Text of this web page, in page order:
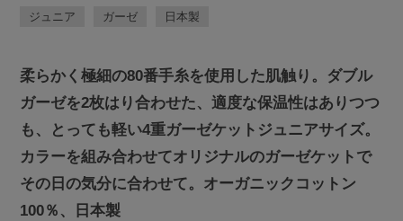
ジュニア ガーゼ 日本製
柔らかく極細の80番手糸を使用した肌触り。ダブル
ガーゼを2枚はり合わせた、適度な保温性はありつつ
も、とっても軽い4重ガーゼケットジュニアサイズ。
カラーを組み合わせてオリジナルのガーゼケットで
その日の気分に合わせて。オーガニックコットン
100％、日本製